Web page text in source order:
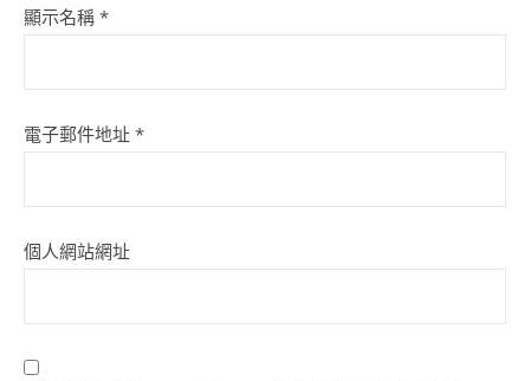
顯示名稱 *
電子郵件地址 *
個人網站網址